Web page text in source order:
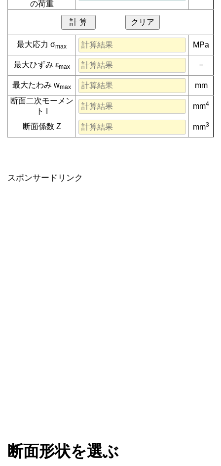
の荷重
計 算 クリア
最大応力 σmax MPa
最大ひずみ εmax －
最大たわみ wmax
mm
断面二次モーメン
ト I
mm4
断面係数 Z mm3
スポンサードリンク
断面形状を選ぶ